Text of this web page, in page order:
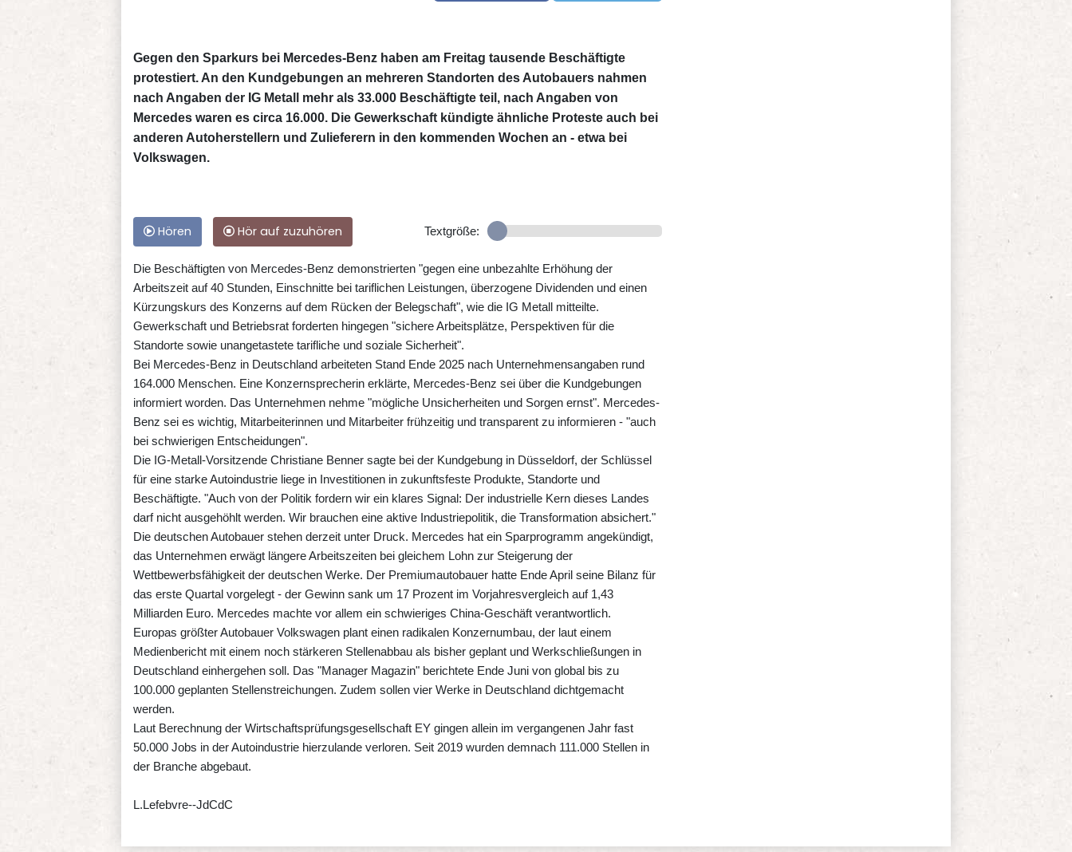
Gegen den Sparkurs bei Mercedes-Benz haben am Freitag tausende Beschäftigte
protestiert. An den Kundgebungen an mehreren Standorten des Autobauers nahmen
nach Angaben der IG Metall mehr als 33.000 Beschäftigte teil, nach Angaben von
Mercedes waren es circa 16.000. Die Gewerkschaft kündigte ähnliche Proteste auch bei
anderen Autoherstellern und Zulieferern in den kommenden Wochen an - etwa bei
Volkswagen.
Hören Hör auf zuzuhören Textgröße:
Die Beschäftigten von Mercedes-Benz demonstrierten "gegen eine unbezahlte Erhöhung der
Arbeitszeit auf 40 Stunden, Einschnitte bei tariflichen Leistungen, überzogene Dividenden und einen
Kürzungskurs des Konzerns auf dem Rücken der Belegschaft", wie die IG Metall mitteilte.
Gewerkschaft und Betriebsrat forderten hingegen "sichere Arbeitsplätze, Perspektiven für die
Standorte sowie unangetastete tarifliche und soziale Sicherheit".
Bei Mercedes-Benz in Deutschland arbeiteten Stand Ende 2025 nach Unternehmensangaben rund
164.000 Menschen. Eine Konzernsprecherin erklärte, Mercedes-Benz sei über die Kundgebungen
informiert worden. Das Unternehmen nehme "mögliche Unsicherheiten und Sorgen ernst". Mercedes-
Benz sei es wichtig, Mitarbeiterinnen und Mitarbeiter frühzeitig und transparent zu informieren - "auch
bei schwierigen Entscheidungen".
Die IG-Metall-Vorsitzende Christiane Benner sagte bei der Kundgebung in Düsseldorf, der Schlüssel
für eine starke Autoindustrie liege in Investitionen in zukunftsfeste Produkte, Standorte und
Beschäftigte. "Auch von der Politik fordern wir ein klares Signal: Der industrielle Kern dieses Landes
darf nicht ausgehöhlt werden. Wir brauchen eine aktive Industriepolitik, die Transformation absichert."
Die deutschen Autobauer stehen derzeit unter Druck. Mercedes hat ein Sparprogramm angekündigt,
das Unternehmen erwägt längere Arbeitszeiten bei gleichem Lohn zur Steigerung der
Wettbewerbsfähigkeit der deutschen Werke. Der Premiumautobauer hatte Ende April seine Bilanz für
das erste Quartal vorgelegt - der Gewinn sank um 17 Prozent im Vorjahresvergleich auf 1,43
Milliarden Euro. Mercedes machte vor allem ein schwieriges China-Geschäft verantwortlich.
Europas größter Autobauer Volkswagen plant einen radikalen Konzernumbau, der laut einem
Medienbericht mit einem noch stärkeren Stellenabbau als bisher geplant und Werkschließungen in
Deutschland einhergehen soll. Das "Manager Magazin" berichtete Ende Juni von global bis zu
100.000 geplanten Stellenstreichungen. Zudem sollen vier Werke in Deutschland dichtgemacht
werden.
Laut Berechnung der Wirtschaftsprüfungsgesellschaft EY gingen allein im vergangenen Jahr fast
50.000 Jobs in der Autoindustrie hierzulande verloren. Seit 2019 wurden demnach 111.000 Stellen in
der Branche abgebaut.
L.Lefebvre--JdCdC